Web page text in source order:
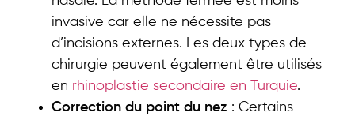
invasive car elle ne nécessite pas
d’incisions externes. Les deux types de
chirurgie peuvent également être utilisés
en rhinoplastie secondaire en Turquie.
Correction du point du nez : Certains